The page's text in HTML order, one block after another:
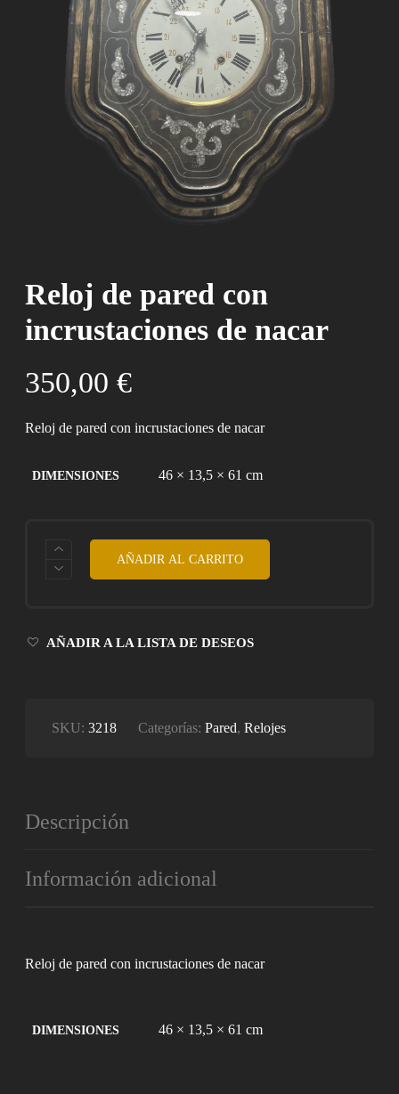
Reloj de pared con
incrustaciones de nacar
350,00€
Reloj de pared con incrustaciones de nacar
DIMENSIONES 46 × 13,5 × 61 cm
RELOJ
PARED
NACAR
AÑADIR AL CARRITO
AÑADIR A LA LISTA DE DESEOS
SKU:3218 Categorías:Pared,Relojes
Descripción
Información adicional
Reloj de pared con incrustaciones de nacar
DIMENSIONES 46 × 13,5 × 61 cm